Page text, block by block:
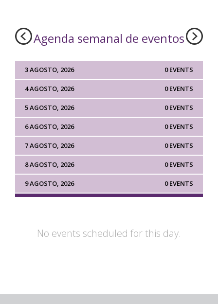
Agenda semanal de eventos
3 AGOSTO, 2026 0 EVENTS
4 AGOSTO, 2026 0 EVENTS
5 AGOSTO, 2026 0 EVENTS
6 AGOSTO, 2026 0 EVENTS
7 AGOSTO, 2026 0 EVENTS
8 AGOSTO, 2026 0 EVENTS
9 AGOSTO, 2026 0 EVENTS
No events scheduled for this day.